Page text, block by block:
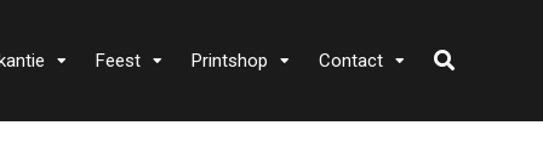
Feest Printshop Contact